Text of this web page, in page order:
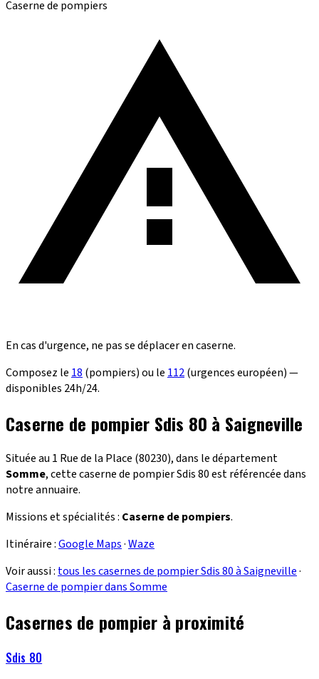
Caserne de pompiers
En cas d'urgence, ne pas se déplacer en caserne.
Composez le 18 (pompiers) ou le 112(urgences européen) —
disponibles 24h/24.
Caserne de pompier Sdis 80 à Saigneville
Située au 1 Rue de la Place (80230), dans le département
Somme, cette caserne de pompier Sdis 80 est référencée dans
notre annuaire.
Missions et spécialités : Caserne de pompiers.
Itinéraire :Google Maps·Waze
Voir aussi : tous les casernes de pompier Sdis 80 à Saigneville·
Caserne de pompier dans Somme
Casernes de pompier à proximité
Sdis 80